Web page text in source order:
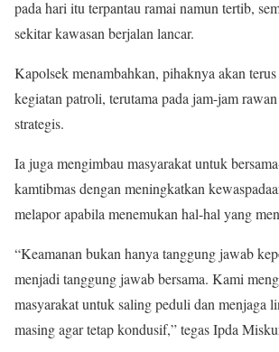
pada hari itu terpantau ramai namun tertib,
sekitar kawasan berjalan lancar.
Kapolsek menambahkan, pihaknya akan
kegiatan patroli, terutama pada jam-jam
strategis.
Ia juga mengimbau masyarakat untuk
kamtibmas dengan meningkatkan
melapor apabila menemukan hal-hal yang
“Keamanan bukan hanya tanggung jawab
menjadi tanggung jawab bersama. Kami
masyarakat untuk saling peduli dan menjaga
masing agar tetap kondusif,” tegas Ipda